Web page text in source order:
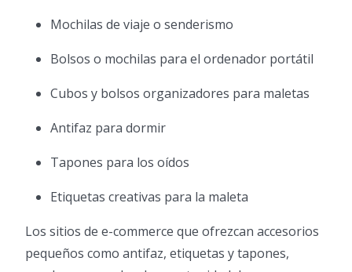
Mochilas de viaje o senderismo
Bolsos o mochilas para el ordenador portátil
Cubos y bolsos organizadores para maletas
Antifaz para dormir
Tapones para los oídos
Etiquetas creativas para la maleta
Los sitios de e-commerce que ofrezcan accesorios
pequeños como antifaz, etiquetas y tapones,